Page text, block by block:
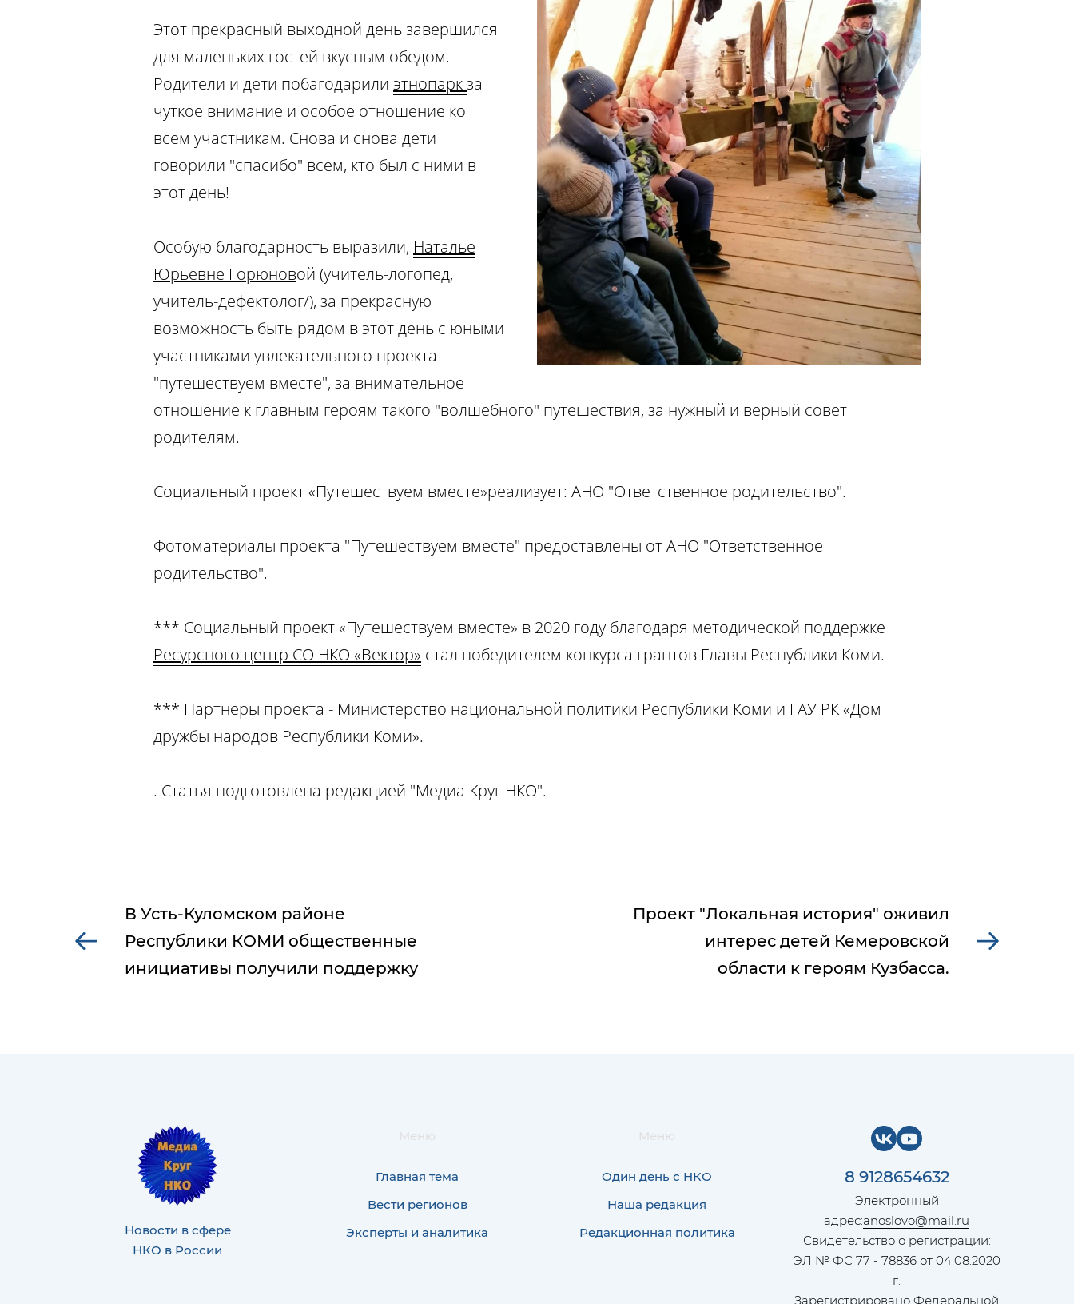
Этот прекрасный выходной день завершился
для маленьких гостей вкусным обедом.
Родители и дети побагодарили этнопаркза
чуткое внимание и особое отношение ко
всем участникам. Снова и снова дети
говорили "спасибо" всем, кто был с ними в
этот день!
Особую благодарность выразили, Наталье
Юрьевне Горюновой (учитель-логопед,
учитель-дефектолог/), за прекрасную
возможность быть рядом в этот день с юными
участниками увлекательного проекта
"путешествуем вместе", за внимательное
отношение к главным героям такого "волшебного" путешествия, за нужный и верный совет
родителям.
Социальный проект «Путешествуем вместе»реализует: АНО "Ответственное родительство".
Фотоматериалы проекта "Путешествуем вместе" предоставлены от АНО "Ответственное
родительство".
*** Социальный проект «Путешествуем вместе» в 2020 году благодаря методической поддержке
Ресурсного центр СО НКО «Вектор» стал победителем конкурса грантов Главы Республики Коми.
*** Партнеры проекта - Министерство национальной политики Республики Коми и ГАУ РК «Дом
дружбы народов Республики Коми».
. Статья подготовлена редакцией "Медиа Круг НКО".
В Усть-Куломском районе
Республики КОМИ общественные
инициативы получили поддержку
Проект "Локальная история" оживил
интерес детей Кемеровской
области к героям Кузбасса.
Новости в сфере
НКО в России
Меню
Главная тема
Вести регионов
Эксперты и аналитика
Меню
Один день с НКО
Наша редакция
Редакционная политика
8 9128654632
Электронный
адрес:anoslovo@mail.ru
Свидетельство о регистрации:
ЭЛ № ФС 77 - 78836 от 04.08.2020
г.
Зарегистрировано Федеральной